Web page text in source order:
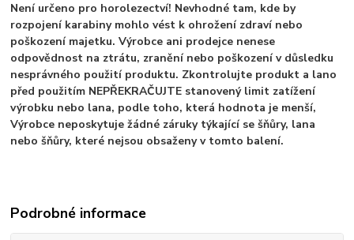
Není určeno pro horolezectví! Nevhodné tam, kde by
rozpojení karabiny mohlo vést k ohrožení zdraví nebo
poškození majetku. Výrobce ani prodejce nenese
odpovědnost na ztrátu, zranění nebo poškození v důsledku
nesprávného použití produktu. Zkontrolujte produkt a lano
před použitím NEPŘEKRAČUJTE stanovený limit zatížení
výrobku nebo lana, podle toho, která hodnota je menší,
Výrobce neposkytuje žádné záruky týkající se šňůry, lana
nebo šňůry, které nejsou obsaženy v tomto balení.
Podrobné informace